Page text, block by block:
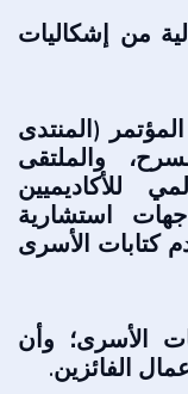
من إشكاليات
(المنتدى
والملتقى
للأكاديميين
استشارية
كتابات الأسرى
الأسرى؛ وأن
الفائزين.